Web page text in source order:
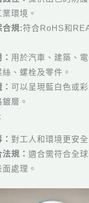
環境。
合規:符合RoHS和
用於汽車、建築、
絲、螺栓及零件。
可以呈現藍白色或
層。
:
對工人和環境更安全
規： 適合需符合全
面處理。